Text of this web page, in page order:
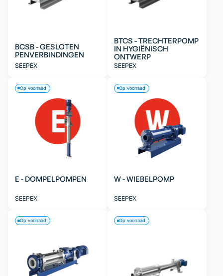
BCSB - GESLOTEN
PENVERBINDINGEN
SEEPEX
BTCS - TRECHTERPOMP
IN HYGIËNISCH
ONTWERP
SEEPEX
E - DOMPELPOMPEN
SEEPEX
Op voorraad
W - WIEBELPOMP
SEEPEX
Op voorraad
Op voorraad Op voorraad